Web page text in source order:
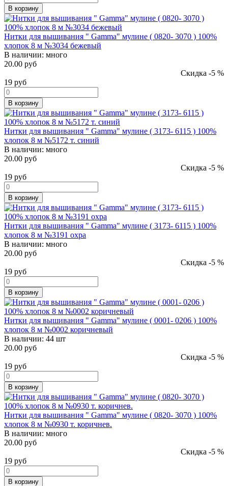
В корзину
Нитки для вышивания " Gamma" мулине ( 0820- 3070 ) 100%
хлопок 8 м №3034 бежевый
В наличии: много
20.00 руб
Скидка -5 %
19 руб
В корзину
Нитки для вышивания " Gamma" мулине ( 3173- 6115 ) 100%
хлопок 8 м №5172 т. синий
В наличии: много
20.00 руб
Скидка -5 %
19 руб
В корзину
Нитки для вышивания " Gamma" мулине ( 3173- 6115 ) 100%
хлопок 8 м №3191 охра
В наличии: много
20.00 руб
Скидка -5 %
19 руб
В корзину
Нитки для вышивания " Gamma" мулине ( 0001- 0206 ) 100%
хлопок 8 м №0002 коричневый
В наличии: 44 шт
20.00 руб
Скидка -5 %
19 руб
В корзину
Нитки для вышивания " Gamma" мулине ( 0820- 3070 ) 100%
хлопок 8 м №0930 т. коричнев.
В наличии: много
20.00 руб
Скидка -5 %
19 руб
В корзину